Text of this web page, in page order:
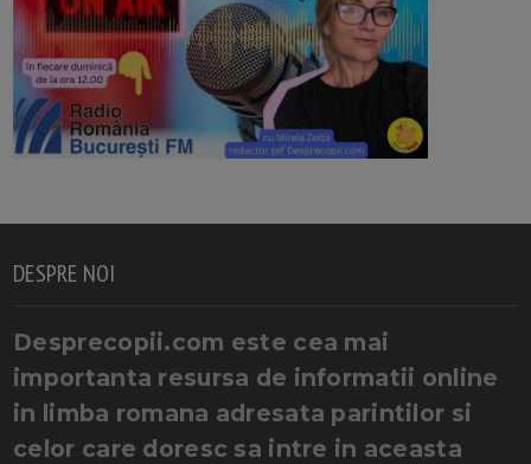
DESPRE NOI
Desprecopii.com este cea mai
importanta resursa de informatii online
in limba romana adresata parintilor si
celor care doresc sa intre in aceasta